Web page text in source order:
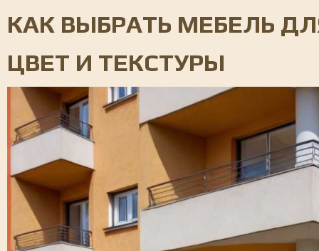
КАК ВЫБРАТЬ МЕБЕЛЬ
ЦВЕТ И ТЕКСТУРЫ